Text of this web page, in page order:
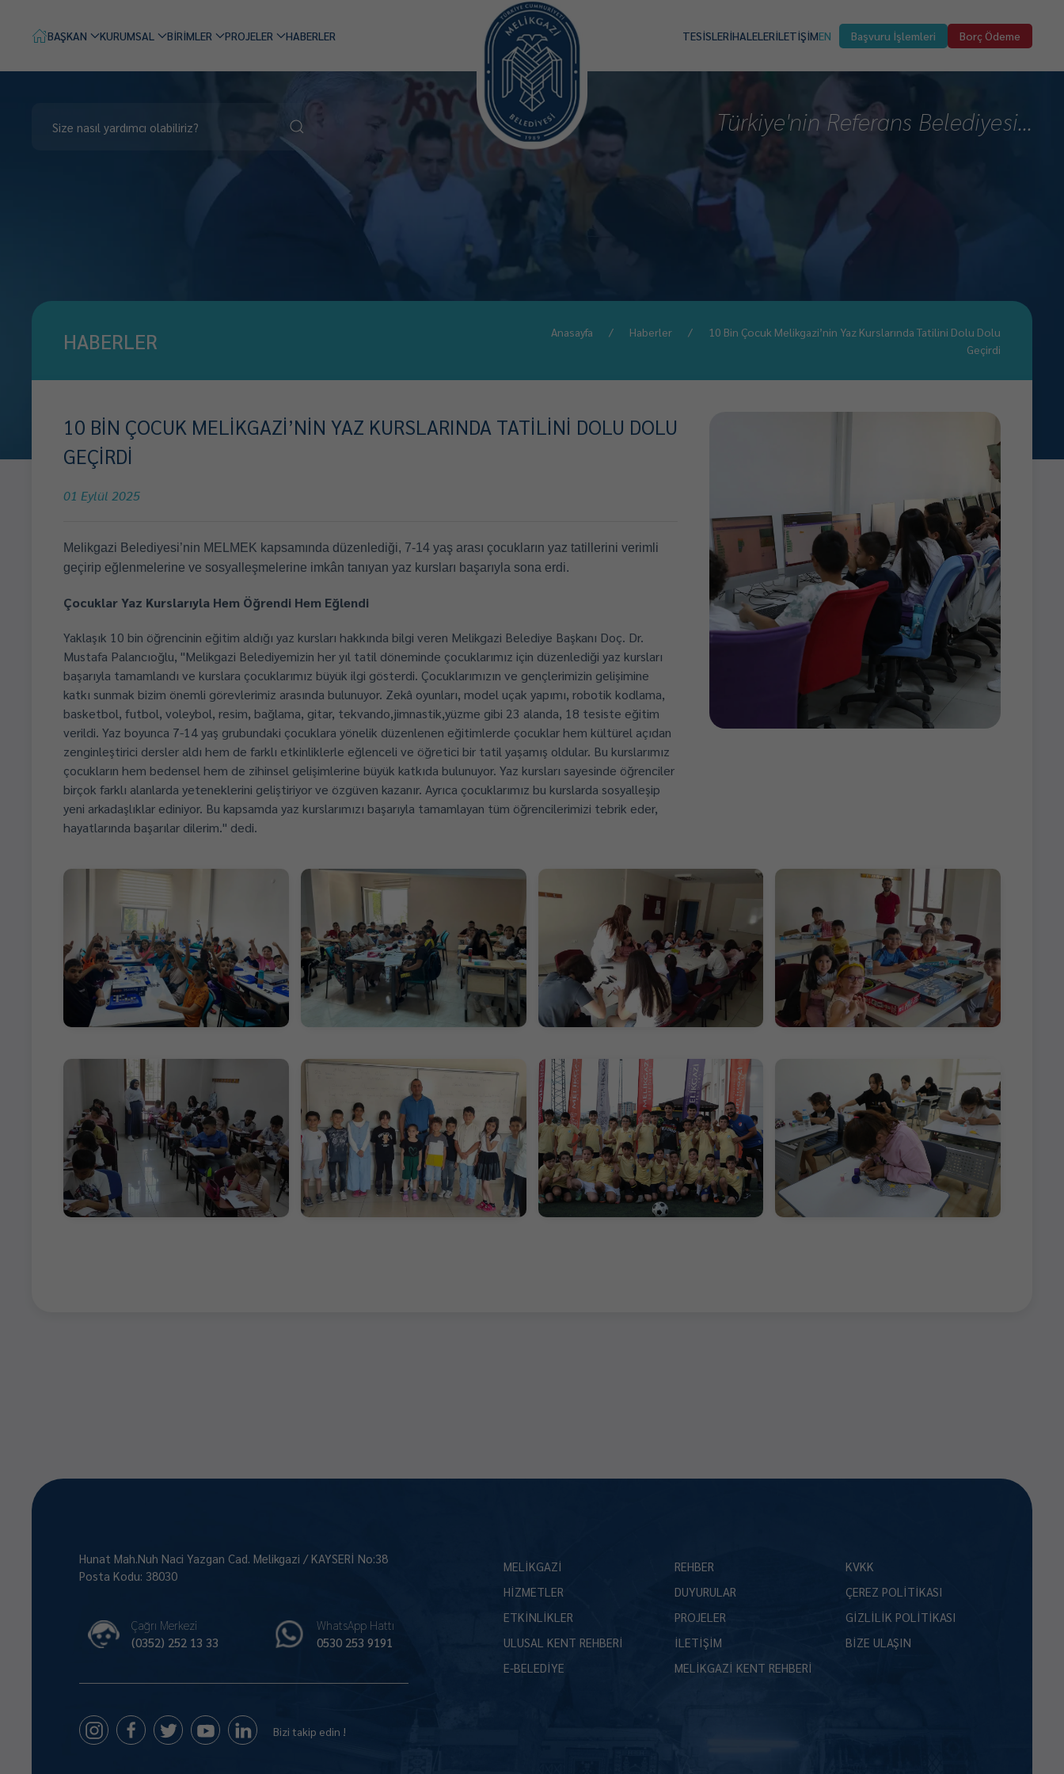
BAŞKAN KURUMSAL BİRİMLER PROJELER HABERLER TESİSLERİHALELERİLETİŞİMEN Başvuru İşlemleri Borç Ödeme
Türkiye'nin Referans Belediyesi...
HABERLER Anasayfa Haberler
10 Bin Çocuk Melikgazi’nin Yaz Kurslarında Tatilini Dolu Dolu
Geçirdi
10 BİN ÇOCUK MELİKGAZİ’NİN YAZ KURSLARINDA TATİLİNİ DOLU DOLU
GEÇİRDİ
01 Eylül 2025
Melikgazi Belediyesi’nin MELMEK kapsamında düzenlediği, 7-14 yaş arası çocukların yaz tatillerini verimli
geçirip eğlenmelerine ve sosyalleşmelerine imkân tanıyan yaz kursları başarıyla sona erdi.
Çocuklar Yaz Kurslarıyla Hem Öğrendi Hem Eğlendi
Yaklaşık 10 bin öğrencinin eğitim aldığı yaz kursları hakkında bilgi veren Melikgazi Belediye Başkanı Doç. Dr.
Mustafa Palancıoğlu, "Melikgazi Belediyemizin her yıl tatil döneminde çocuklarımız için düzenlediği yaz kursları
başarıyla tamamlandı ve kurslara çocuklarımız büyük ilgi gösterdi. Çocuklarımızın ve gençlerimizin gelişimine
katkı sunmak bizim önemli görevlerimiz arasında bulunuyor. Zekâ oyunları, model uçak yapımı, robotik kodlama,
basketbol, futbol, voleybol, resim, bağlama, gitar, tekvando,jimnastik,yüzme gibi 23 alanda, 18 tesiste eğitim
verildi. Yaz boyunca 7-14 yaş grubundaki çocuklara yönelik düzenlenen eğitimlerde çocuklar hem kültürel açıdan
zenginleştirici dersler aldı hem de farklı etkinliklerle eğlenceli ve öğretici bir tatil yaşamış oldular. Bu kurslarımız
çocukların hem bedensel hem de zihinsel gelişimlerine büyük katkıda bulunuyor. Yaz kursları sayesinde öğrenciler
birçok farklı alanlarda yeteneklerini geliştiriyor ve özgüven kazanır. Ayrıca çocuklarımız bu kurslarda sosyalleşip
yeni arkadaşlıklar ediniyor. Bu kapsamda yaz kurslarımızı başarıyla tamamlayan tüm öğrencilerimizi tebrik eder,
hayatlarında başarılar dilerim." dedi.
Hunat Mah.Nuh Naci Yazgan Cad. Melikgazi / KAYSERİ No:38
Posta Kodu: 38030
Çağrı Merkezi
(0352) 252 13 33
WhatsApp Hattı
0530 253 9191
Bizi takip edin !
MELİKGAZİ
HİZMETLER
ETKİNLİKLER
ULUSAL KENT REHBERİ
E-BELEDİYE
REHBER
DUYURULAR
PROJELER
İLETİŞİM
MELİKGAZİ KENT REHBERİ
KVKK
ÇEREZ POLİTİKASI
GİZLİLİK POLİTİKASI
BİZE ULAŞIN